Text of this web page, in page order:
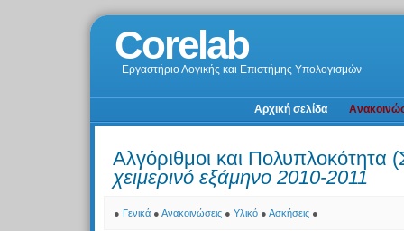
Corelab
Εργαστήριο Λογικής και Επιστήμης Υπολογισμών
Αρχική σελίδα
Αλγόριθμοι και
χειμερινό εξάμηνο 2010-2011
● Γενικά ● Ανακοινώσεις ● Υλικό ● Ασκήσεις ●